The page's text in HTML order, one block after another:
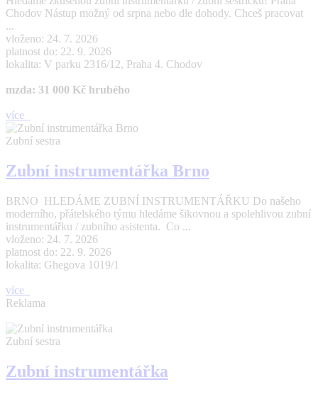
Chodov Nástup možný od srpna nebo dle dohody. Chceš pracovat
...
vloženo: 24. 7. 2026
platnost do: 22. 9. 2026
lokalita: V parku 2316/12, Praha 4. Chodov
mzda: 31 000 Kč hrubého
více
Zubní sestra
Zubní instrumentářka Brno
BRNO HLEDÁME ZUBNÍ INSTRUMENTÁŘKU Do našeho
moderního, přátelského týmu hledáme šikovnou a spolehlivou zubní
instrumentářku / zubního asistenta. Co ...
vloženo: 24. 7. 2026
platnost do: 22. 9. 2026
lokalita: Ghegova 1019/1
více
Reklama
Zubní sestra
Zubní instrumentářka